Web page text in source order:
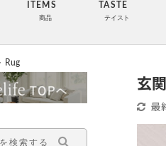
ITEMS
商品
TASTE
テイスト
Rug
玄
最